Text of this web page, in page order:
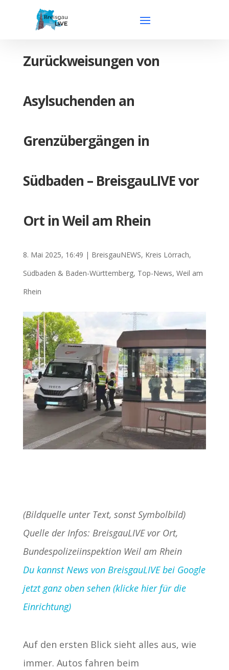
Zurückweisungen von
Asylsuchenden an
Grenzübergängen in
Südbaden – BreisgauLIVE vor
Ort in Weil am Rhein
8. Mai 2025, 16:49 | BreisgauNEWS, Kreis Lörrach,
Südbaden & Baden-Württemberg, Top-News, Weil am
Rhein
(Bildquelle unter Text, sonst Symbolbild)
Quelle der Infos: BreisgauLIVE vor Ort,
Bundespolizeiinspektion Weil am Rhein
Du kannst News von BreisgauLIVE bei Google
jetzt ganz oben sehen (klicke hier für die
Einrichtung)
Auf den ersten Blick sieht alles aus, wie
immer. Autos fahren beim